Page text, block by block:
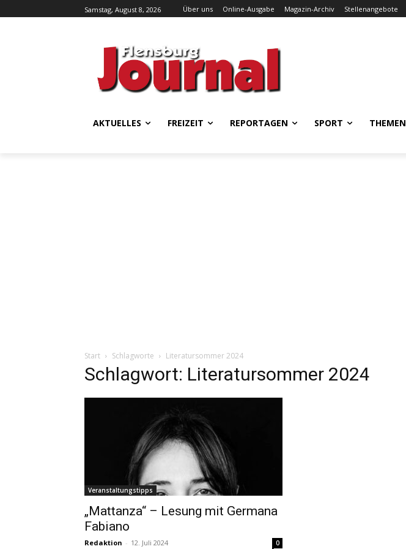
Samstag, August 8, 2026 Über uns Online-Ausgabe Magazin-Archiv Stellenangebote
AKTUELLES FREIZEIT REPORTAGEN SPORT THEMEN
Start Schlagworte Literatursommer 2024
Schlagwort: Literatursommer 2024
Veranstaltungstipps
„Mattanza“ – Lesung mit Germana
Fabiano
Redaktion - 12. Juli 2024 0